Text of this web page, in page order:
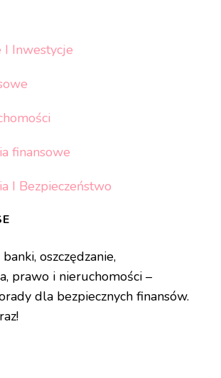
I Inwestycje
finansowe
I Bezpieczeństwo
oszczędzanie,
prawo i nieruchomości –
dla bezpiecznych finansów.